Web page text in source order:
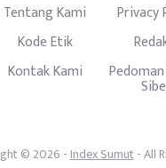
Tentang Kami
Privacy
Kode Etik
Kontak Kami
© 2026 -Index Sumut- All